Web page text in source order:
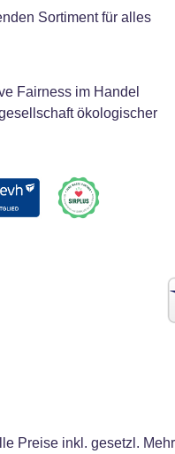
Sortiment für alles
Fairness im Handel
ökologischer
Preise inkl. gesetzl.